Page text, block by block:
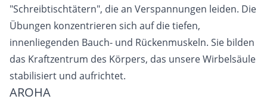
"Schreibtischtätern", die an Verspannungen leiden. Die
Übungen konzentrieren sich auf die tiefen,
innenliegenden Bauch- und Rückenmuskeln. Sie bilden
das Kraftzentrum des Körpers, das unsere Wirbelsäule
stabilisiert und aufrichtet.
AROHA